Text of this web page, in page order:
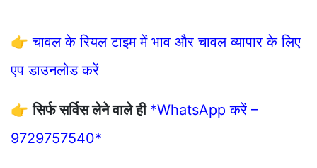
👉चावल के रियल टाइम में भाव और चावल व्यापार के लिए
एप डाउनलोड करें
👉सिर्फ सर्विस लेने वाले ही *WhatsApp करें –
9729757540*